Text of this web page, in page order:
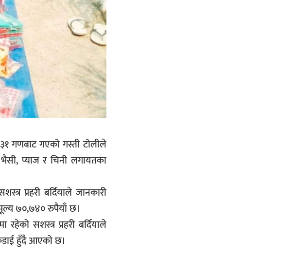
३१ गणबाट गएको गस्ती टोलीले
प्याज र चिनी लगायतका
प्रहरी बर्दियाले जानकारी
७०,७४० रुपैयाँ छ।
सशस्त्र प्रहरी बर्दियाले
हुँदै आएको छ।